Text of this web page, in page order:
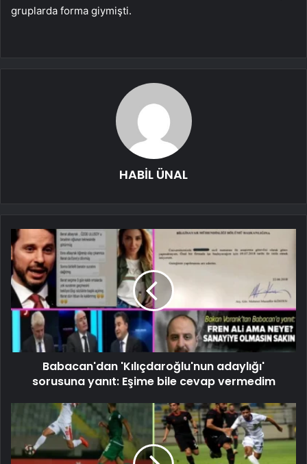
gruplarda forma giymişti.
HABİL ÜNAL
Babacan'dan 'Kılıçdaroğlu'nun adaylığı'
sorusuna yanıt: Eşime bile cevap vermedim